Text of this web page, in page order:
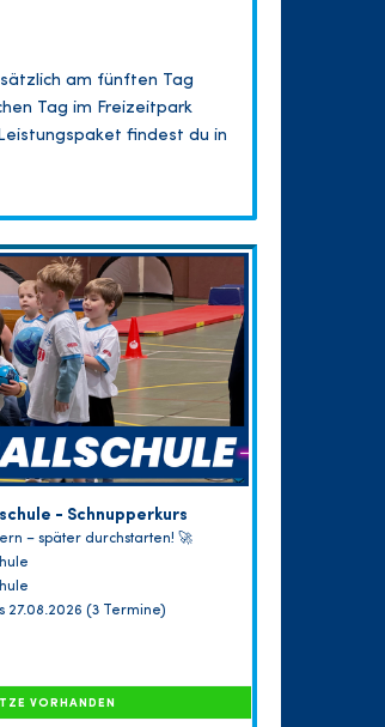
am fünften Tag
Tag im Freizeitpark
findest du in
- Schnupperkurs
– später durchstarten! 🚀
27.08.2026 (3 Termine)
VORHANDEN